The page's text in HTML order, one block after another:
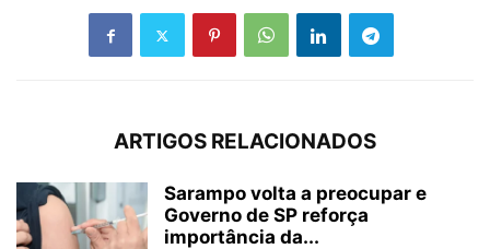
ARTIGOS RELACIONADOS
Sarampo volta a preocupar e
Governo de SP reforça
importância da...